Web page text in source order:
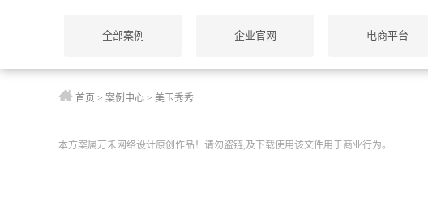
全部案例 企业官网 电商平台
首页 > 案例中心 > 美玉秀秀
本方案属万禾网络设计原创作品！请勿盗链,及下载使用该文件用于商业行为。